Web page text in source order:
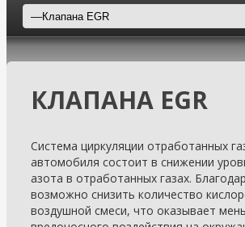
КЛАПАНА EGR
Система циркуляции отработанных
автомобиля состоит в снижении
азота в отработанных газах.
возможно снизить количество
воздушной смеси, что оказывает